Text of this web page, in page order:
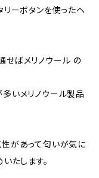
リーボタンを使ったヘ
せばメリノウール の
多いメリノウール製品
性があって匂いが気に
たします。